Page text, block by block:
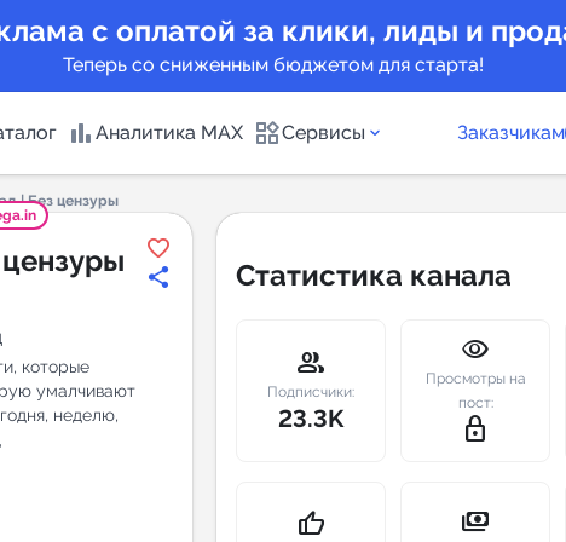
с оплатой за клики, лиды и
Теперь со сниженным бюджетом для старта!
Аналитика MAX Сервисы
каналов
предложения
New
Заказчикам
| Без цензуры
которые
умалчивают
неделю,
Статистика канала
group
Подписчики:
23.3K
visibility
Просмотры на
пост:
lock_outline
thumb_up payments